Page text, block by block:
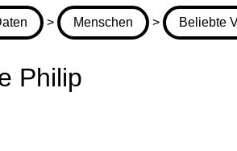
> Menschen > Beliebte
Philip